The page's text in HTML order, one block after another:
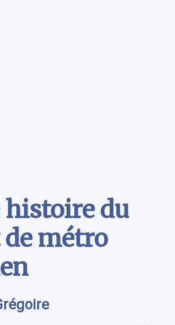
histoire du
métro